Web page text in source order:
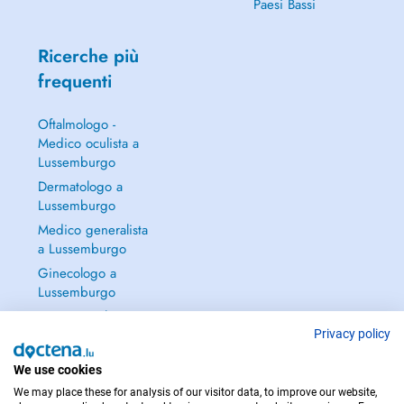
Paesi Bassi
Ricerche più
frequenti
Oftalmologo -
Medico oculista a
Lussemburgo
Dermatologo a
Lussemburgo
Medico generalista
a Lussemburgo
Ginecologo a
Lussemburgo
Continua a leggere
Privacy policy
We use cookies
We may place these for analysis of our visitor data, to improve our website,